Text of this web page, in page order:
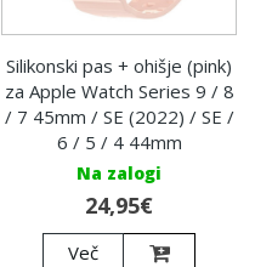
Silikonski pas + ohišje (pink)
za Apple Watch Series 9 / 8
/ 7 45mm / SE (2022) / SE /
6 / 5 / 4 44mm
Na zalogi
24,95€
Več